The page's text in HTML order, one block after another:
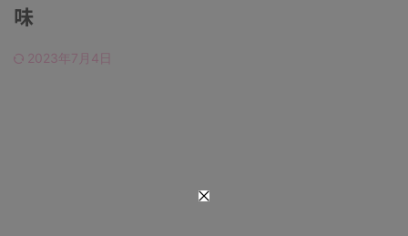
味
2023年7月4日